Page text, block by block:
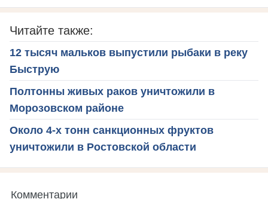
Читайте также:
12 тысяч мальков выпустили рыбаки в реку
Быструю
Полтонны живых раков уничтожили в
Морозовском районе
Около 4-х тонн санкционных фруктов
уничтожили в Ростовской области
Комментарии